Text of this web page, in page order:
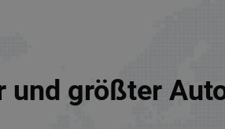
und größter